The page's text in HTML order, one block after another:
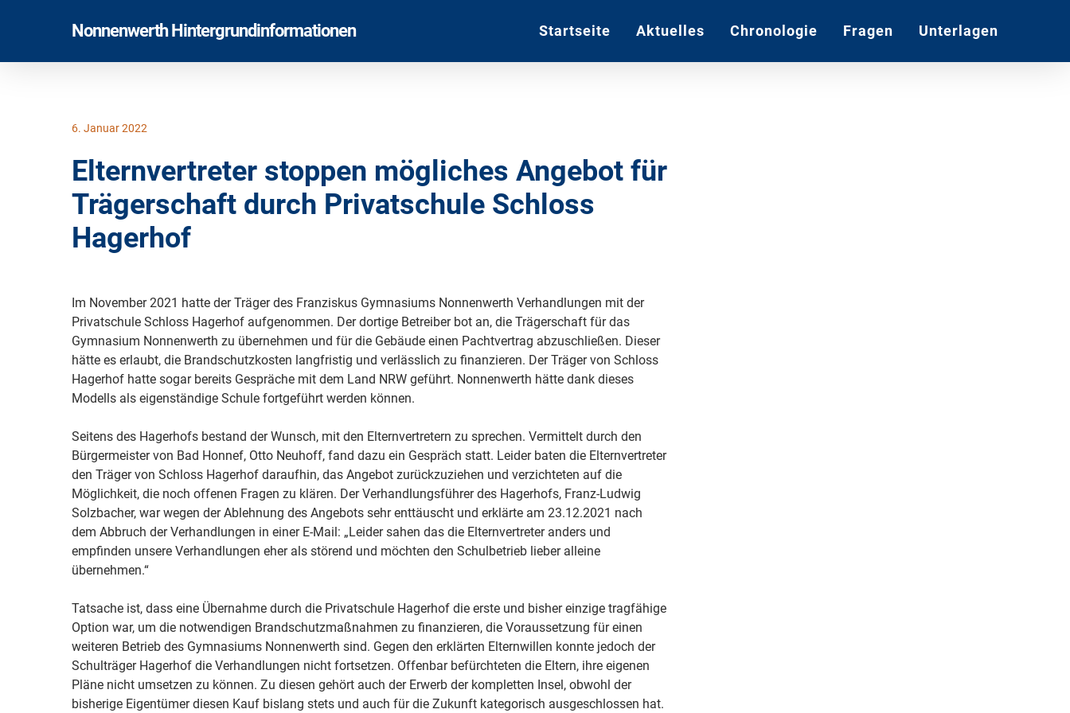
Nonnenwerth Hintergrundinformationen Startseite Aktuelles Chronologie Fragen Unterlagen
6. Januar 2022
Elternvertreter stoppen mögliches Angebot für
Trägerschaft durch Privatschule Schloss
Hagerhof
Im November 2021 hatte der Träger des Franziskus Gymnasiums Nonnenwerth Verhandlungen mit der
Privatschule Schloss Hagerhof aufgenommen. Der dortige Betreiber bot an, die Trägerschaft für das
Gymnasium Nonnenwerth zu übernehmen und für die Gebäude einen Pachtvertrag abzuschließen. Dieser
hätte es erlaubt, die Brandschutzkosten langfristig und verlässlich zu finanzieren. Der Träger von Schloss
Hagerhof hatte sogar bereits Gespräche mit dem Land NRW geführt. Nonnenwerth hätte dank dieses
Modells als eigenständige Schule fortgeführt werden können.
Seitens des Hagerhofs bestand der Wunsch, mit den Elternvertretern zu sprechen. Vermittelt durch den
Bürgermeister von Bad Honnef, Otto Neuhoff, fand dazu ein Gespräch statt. Leider baten die Elternvertreter
den Träger von Schloss Hagerhof daraufhin, das Angebot zurückzuziehen und verzichteten auf die
Möglichkeit, die noch offenen Fragen zu klären. Der Verhandlungsführer des Hagerhofs, Franz-Ludwig
Solzbacher, war wegen der Ablehnung des Angebots sehr enttäuscht und erklärte am 23.12.2021 nach
dem Abbruch der Verhandlungen in einer E-Mail: „Leider sahen das die Elternvertreter anders und
empfinden unsere Verhandlungen eher als störend und möchten den Schulbetrieb lieber alleine
übernehmen.“
Tatsache ist, dass eine Übernahme durch die Privatschule Hagerhof die erste und bisher einzige tragfähige
Option war, um die notwendigen Brandschutzmaßnahmen zu finanzieren, die Voraussetzung für einen
weiteren Betrieb des Gymnasiums Nonnenwerth sind. Gegen den erklärten Elternwillen konnte jedoch der
Schulträger Hagerhof die Verhandlungen nicht fortsetzen. Offenbar befürchteten die Eltern, ihre eigenen
Pläne nicht umsetzen zu können. Zu diesen gehört auch der Erwerb der kompletten Insel, obwohl der
bisherige Eigentümer diesen Kauf bislang stets und auch für die Zukunft kategorisch ausgeschlossen hat.